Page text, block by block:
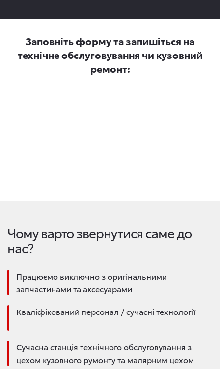
Заповніть форму та запишіться на
технічне обслуговування чи кузовний
ремонт:
Чому варто звернутися саме до
нас?
Працюємо виключно з оригінальними
запчастинами та аксесуарами
Кваліфікований персонал / сучасні технології
Сучасна станція технічного обслуговування з
цехом кузовного румонту та малярним цехом